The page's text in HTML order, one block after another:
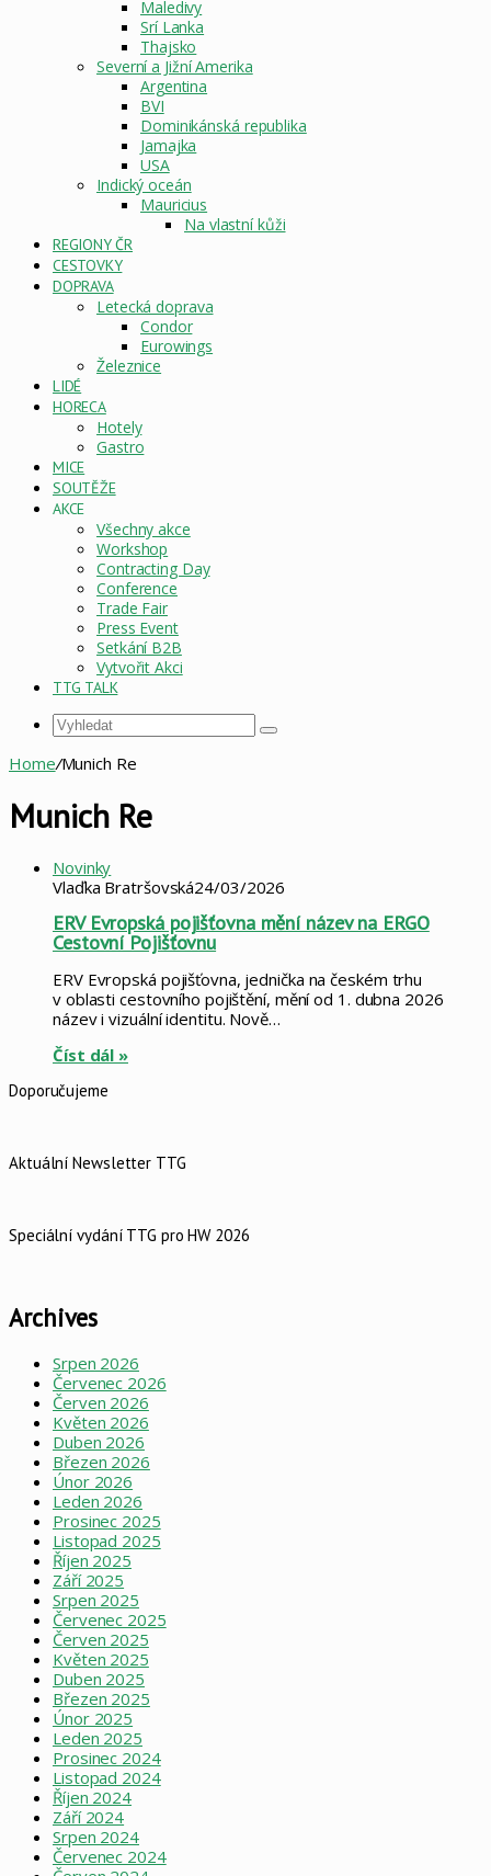
Maledivy
Srí Lanka
Thajsko
Severní a Jižní Amerika
Argentina
BVI
Dominikánská republika
Jamajka
USA
Indický oceán
Mauricius
Na vlastní kůži
REGIONY ČR
CESTOVKY
DOPRAVA
Letecká doprava
Condor
Eurowings
Železnice
LIDÉ
HORECA
Hotely
Gastro
MICE
SOUTĚŽE
AKCE
Všechny akce
Workshop
Contracting Day
Conference
Trade Fair
Press Event
Setkání B2B
Vytvořit Akci
TTG TALK
Vyhledat
Home/Munich Re
Munich Re
Novinky
Vlaďka Bratršovská24/03/2026
ERV Evropská pojišťovna mění název na ERGO
Cestovní Pojišťovnu
ERV Evropská pojišťovna, jednička na českém trhu
v oblasti cestovního pojištění, mění od 1. dubna 2026
název i vizuální identitu. Nově…
Číst dál »
Doporučujeme
Aktuální Newsletter TTG
Speciální vydání TTG pro HW 2026
Archives
Srpen 2026
Červenec 2026
Červen 2026
Květen 2026
Duben 2026
Březen 2026
Únor 2026
Leden 2026
Prosinec 2025
Listopad 2025
Říjen 2025
Září 2025
Srpen 2025
Červenec 2025
Červen 2025
Květen 2025
Duben 2025
Březen 2025
Únor 2025
Leden 2025
Prosinec 2024
Listopad 2024
Říjen 2024
Září 2024
Srpen 2024
Červenec 2024